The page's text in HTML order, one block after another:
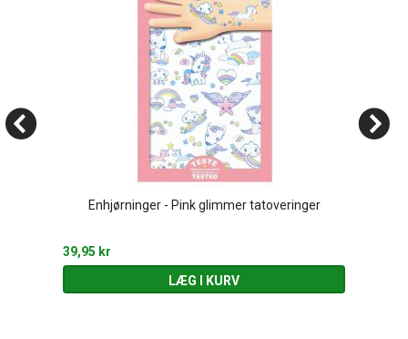
Enhjørninger - Pink glimmer tatoveringer
39,95 kr
LÆG I KURV